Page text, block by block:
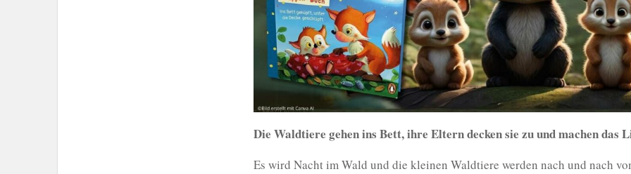
Die Waldtiere gehen ins Bett, ihre Eltern decken sie zu und machen das
Es wird Nacht im Wald und die kleinen Waldtiere werden nach und nach